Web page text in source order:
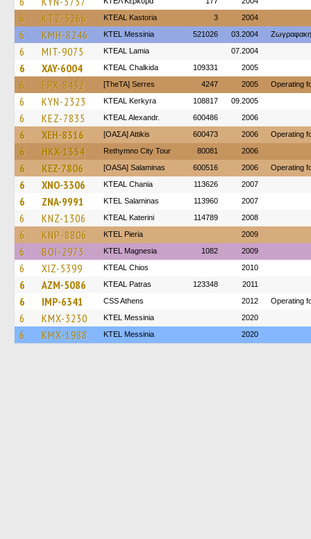
6 KTZ-5266 KTEAL Kastoria 3 2004
6 KMH-8246 KTEL Messinia 521026 03.2004
6 MIT-9075 KTEAL Lamia 07.2004
6 XAY-6004 KTEAL Chalkida 109331 2005
6 EPX-8432 [TheTA] Serres 4247 2005 Operating
6 KYN-2323 KTEAL Kerkyra 108817 09.2005
6 KEZ-7835 KTEAL Alexandr. 600486 2006
6 XEH-8316 [ΟΑΣΑ] Αttikis 600473 2006 Operating
6 HKX-1354 Rethymno City Tour 80081 2006
6 KEZ-7806 [OASA] Salaminas 600516 2006 Operating
6 XNO-3306 KTEAL Chania 113626 2007
6 ZNA-9991 KTEL Salaminas 113960 2007
6 KNZ-1306 KTEAL Katerini 114789 2008
6 KNP-8806 KTEL Pieria 2009
6 BOI-2973 ΚΤΕL Magnesia 1082 2009
6 XIZ-5399 KTEAL Chios 2010
6 AZM-5086 KTEAL Patras 123348 2011
6 IMP-6341 CSS Athens 2012 Operating
6 KMX-3230 KTEL Messinia 2020
6 KMX-1988 KTEL Messinia 2020